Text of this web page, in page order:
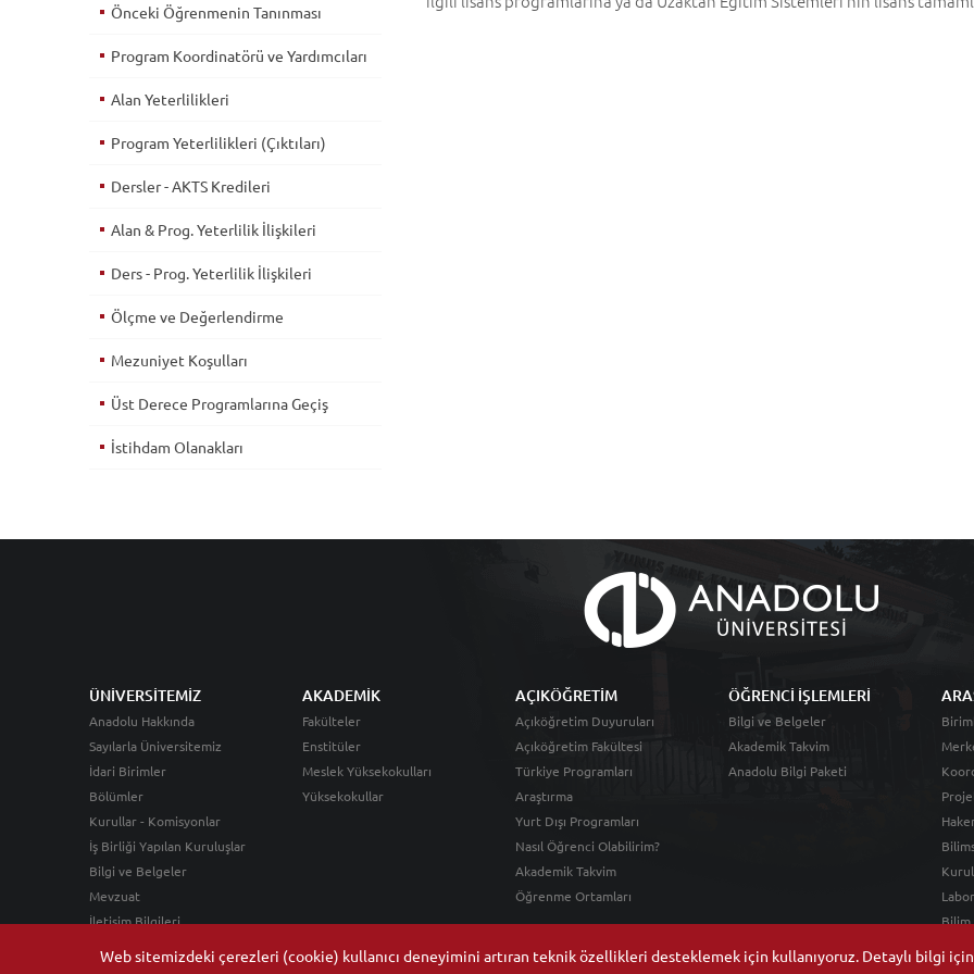
Önceki Öğrenmenin Tanınması
Program Koordinatörü ve Yardımcıları
Alan Yeterlilikleri
Program Yeterlilikleri (Çıktıları)
Dersler - AKTS Kredileri
Alan & Prog. Yeterlilik İlişkileri
Ders - Prog. Yeterlilik İlişkileri
Ölçme ve Değerlendirme
Mezuniyet Koşulları
Üst Derece Programlarına Geçiş
İstihdam Olanakları
Web sitemizdeki çerezleri (cookie) kullanıcı deneyimini artıran teknik özellikleri desteklemek için kullanıyoruz. Detaylı bilgi için
ÜNİVERSİTEMİZ
Anadolu Hakkında
Sayılarla Üniversitemiz
İdari Birimler
Bölümler
Kurullar - Komisyonlar
İş Birliği Yapılan Kuruluşlar
Bilgi ve Belgeler
Mevzuat
İletişim Bilgileri
AKADEMİK
Fakülteler
Enstitüler
Meslek Yüksekokulları
Yüksekokullar
AÇIKÖĞRETİM
Açıköğretim Duyuruları
Açıköğretim Fakültesi
Türkiye Programları
Araştırma
Yurt Dışı Programları
Nasıl Öğrenci Olabilirim?
Akademik Takvim
Öğrenme Ortamları
ÖĞRENCİ İŞLEMLERİ
Bilgi ve Belgeler
Akademik Takvim
Anadolu Bilgi Paketi
Bilim